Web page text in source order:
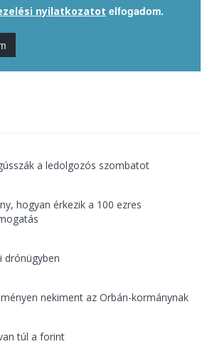
nyilatkozatot elfogadom.
a ledolgozós szombatot
hogyan érkezik a 100 ezres
drónügyben
nekiment az Orbán-kormánynak
túl a forint